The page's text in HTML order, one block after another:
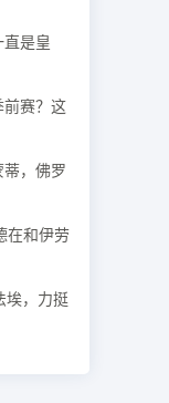
是皇
前赛？这
，佛罗
在和伊劳
埃，力挺